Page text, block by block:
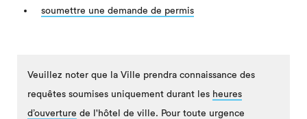
soumettre une demande de permis
Veuillez noter que la Ville prendra connaissance des
requêtes soumises uniquement durant les heures
d’ouverture de l'hôtel de ville. Pour toute urgence